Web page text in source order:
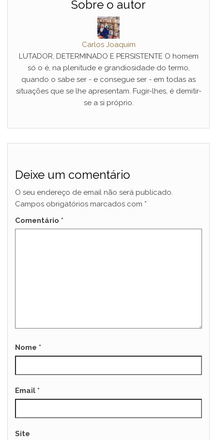
Sobre o autor
Carlos Joaquim
LUTADOR, DETERMINADO E PERSISTENTE O homem
só o é, na plenitude e grandiosidade do termo,
quando o sabe ser - e consegue ser - em todas as
situações que se lhe apresentam. Fugir-lhes, é demitir-
se a si próprio.
Deixe um comentário
O seu endereço de email não será publicado.
Campos obrigatórios marcados com *
Comentário *
Nome *
Email *
Site